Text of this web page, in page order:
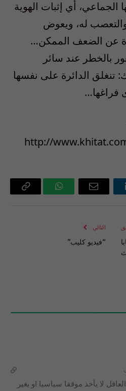
الجماعي، أي إثبات الهوية
والتعصب له، ويعوض
عن الضعف الممكن…
بالخطر عند سائر
تنغلق الدائرة على نفسها
فراغها…
http://
البريد
واتساب Copy
التالي
“فيديو كليب”
2008 الانسان العاقل لا يأخذ موقفا سياسيا او يغير